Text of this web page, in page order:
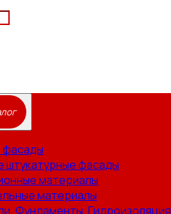
фасады
штукатурные фасады
материалы
материалы
Фундаменты, Гидроизоляция